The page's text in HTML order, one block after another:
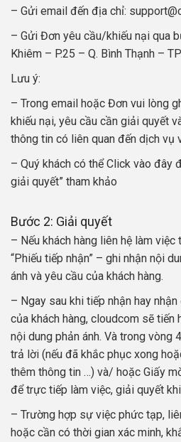
– Gửi email đến địa chỉ:
– Gửi Đơn yêu cầu/khiếu nại qua
Khiêm – P.25 – Q. Bình Thạnh –
Lưu ý:
– Trong email hoặc Đơn vui lòng
khiếu nại, yêu cầu cần giải quyết
thông tin có liên quan đến dịch vụ
– Quý khách có thể Click vào đây
giải quyết” tham khảo
Bước 2: Giải quyết
– Nếu khách hàng liên hệ làm
“Phiếu tiếp nhận” – ghi nhận nội
ánh và yêu cầu của khách hàng.
– Ngay sau khi tiếp nhận hay
của khách hàng, cloudcom sẽ tiến
nội dung phản ánh. Và trong vòng
trả lời (nếu đã khắc phục xong
thêm thông tin …) và/ hoặc Giấy
để trực tiếp làm việc, giải quyết
– Trường hợp sự việc phức tạp,
hoặc cần có thời gian xác minh,